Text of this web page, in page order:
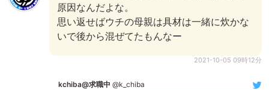
原因なんだよな。
思い返せばウチの母親は具材は一緒に炊かな
いで後から混ぜてたもんなー
2021-10-05 09時12分
kchiba@求職中 @k_chiba